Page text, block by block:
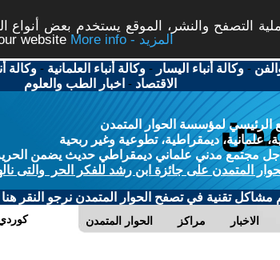
التصفح والنشر، الموقع يستخدم بعض أنواع
website
More info - المزيد
-وكالة أنباء اليسار -وكالة أنباء العلمانية -وكالة
الاقتصاد - اخبار الطب والعلوم
الرئيسي لمؤسسة الحوار المتمدن
علمانية، ديمقراطية، تطوعية وغير ربحية
مجتمع مدني علماني ديمقراطي حديث يضمن الحرية
المتمدن على جائزة ابن رشد للفكر الحر والتى
مشاكل تقنية في تصفح الحوار المتمدن نرجو النقر هنا
الحوار المتمدن مراكز الاخبار